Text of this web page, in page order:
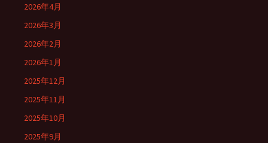
2026年4月
2026年3月
2026年2月
2026年1月
2025年12月
2025年11月
2025年10月
2025年9月